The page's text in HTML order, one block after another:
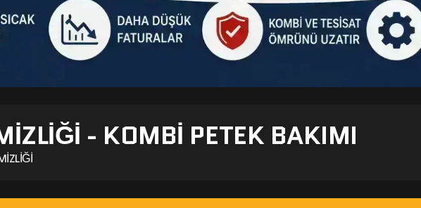
- KOMBI PETEK BAKIMI